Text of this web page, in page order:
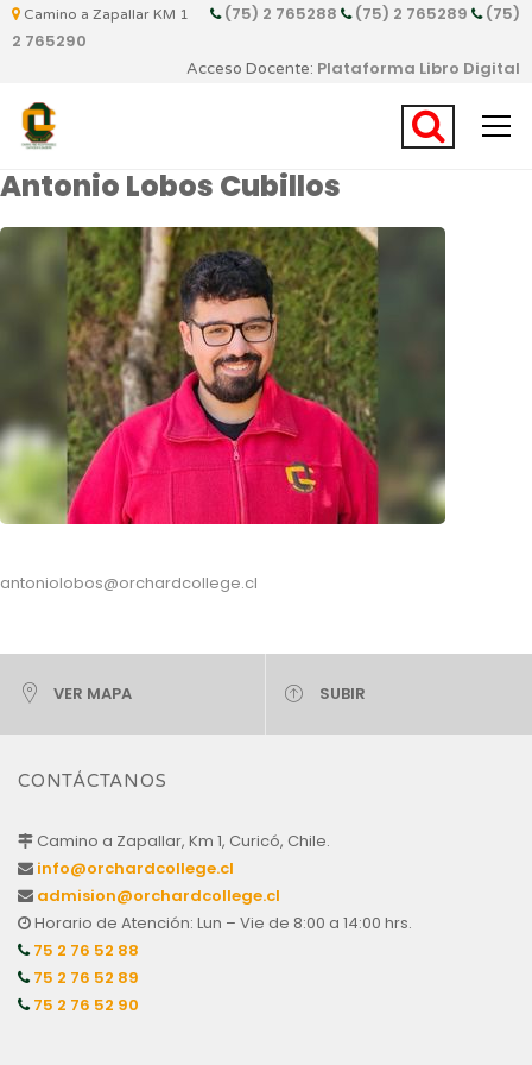
Camino a Zapallar KM 1 (75) 2 765288 (75) 2 765289
(75)
2 765290
Acceso Docente: Plataforma Libro Digital
Antonio Lobos Cubillos
antoniolobos@orchardcollege.cl
VER MAPA SUBIR
CONTÁCTANOS
Camino a Zapallar, Km 1, Curicó, Chile.
info@orchardcollege.cl
admision@orchardcollege.cl
Horario de Atención: Lun – Vie de 8:00 a 14:00 hrs.
75 2 76 52 88
75 2 76 52 89
75 2 76 52 90